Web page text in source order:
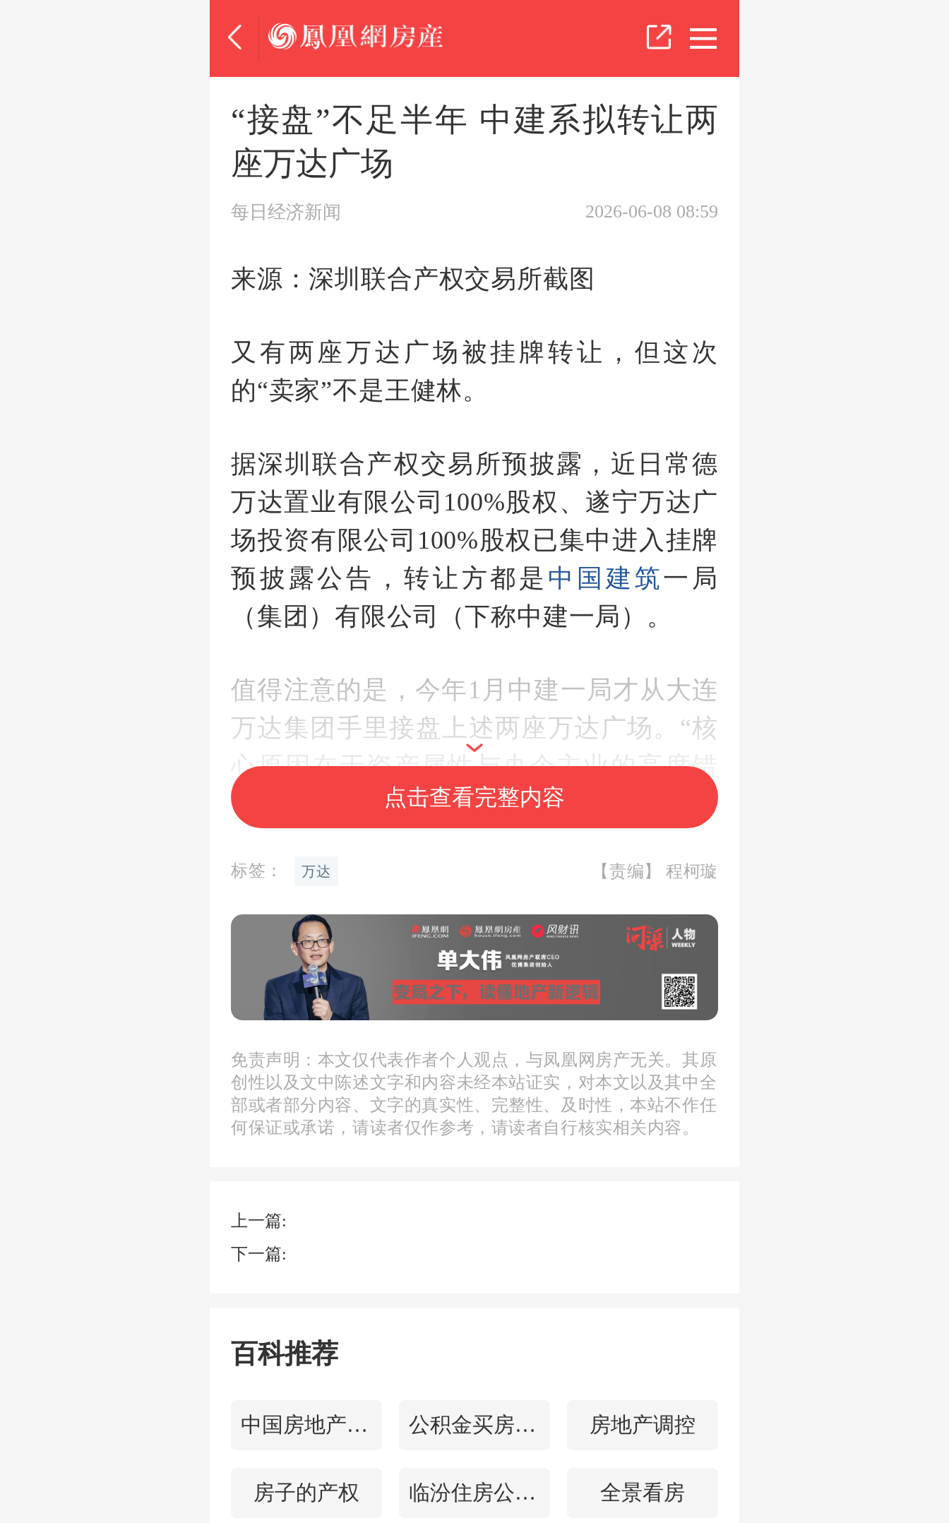
“接盘”不足半年 中建系拟转让两
座万达广场
每日经济新闻 2026-06-08 08:59
来源：深圳联合产权交易所截图
又有两座万达广场被挂牌转让，但这次
的“卖家”不是王健林。
据深圳联合产权交易所预披露，近日常德
万达置业有限公司100%股权、遂宁万达广
场投资有限公司100%股权已集中进入挂牌
预披露公告，转让方都是 中国建筑一局
（集团）有限公司（下称中建一局）。
值得注意的是，今年1月中建一局才从大连
万达集团手里接盘上述两座万达广场。“核
心原因在于资产属性与央企主业的高度错
配。”4日，中国企业资本联盟副理事长柏
表示，此前建筑央企以资产抵债方式接盘
商业地产，本质是债权保全的被动行为，
而非主动投资布局。
两座万达广场被挂牌转让
根据深圳联合产权交易所披露，转让方中
建一局对两标的拥有完全的处置权且实施
记者了解到，今年1月7日，常德万达置业
中建一局100%持股；1月15日，中建一局
持股变更。
点击查看完整内容
标签： 万达 【责编】 程柯璇
免责声明：本文仅代表作者个人观点，与凤凰网房产无关。其原
创性以及文中陈述文字和内容未经本站证实，对本文以及其中全
部或者部分内容、文字的真实性、完整性、及时性，本站不作任
何保证或承诺，请读者仅作参考，请读者自行核实相关内容。
上一篇:
下一篇:
百科推荐
中国房地产百强 公积金买房贷款 房地产调控
房子的产权 临汾住房公积金查询 全景看房